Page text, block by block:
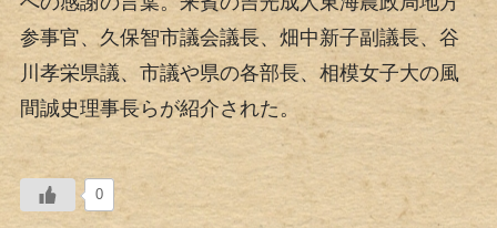
参事官、久保智市議会議長、畑中新子副議長、谷
川孝栄県議、市議や県の各部長、相模女子大の風
間誠史理事長らが紹介された。
0